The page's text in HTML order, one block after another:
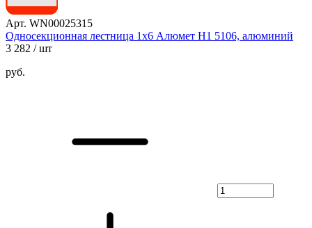
Арт. WN00025315
Односекционная лестница 1х6 Алюмет H1 5106, алюминий
3 282 / шт
руб.